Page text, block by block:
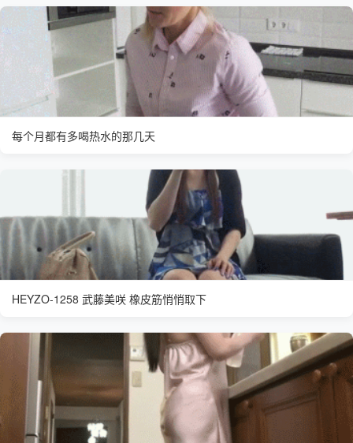
每个月都有多喝热水的那几天
HEYZO-1258 武藤美咲 橡皮筋悄悄取下